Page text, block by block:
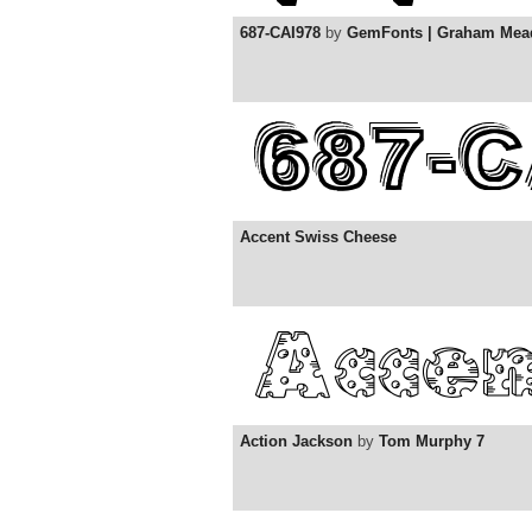
687-CAI978 by GemFonts | Graham
Accent Swiss Cheese
Action Jackson by Tom Murphy 7